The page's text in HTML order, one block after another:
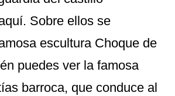
Sobre ellos se
escultura Choque de
puedes ver la famosa
barroca, que conduce al